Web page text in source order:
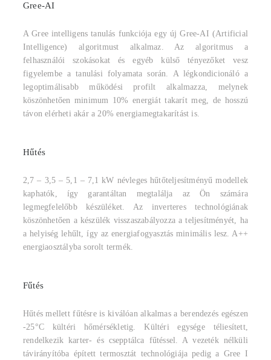
Gree-AI
A Gree intelligens tanulás funkciója egy új Gree-AI (Artificial
Intelligence) algoritmust alkalmaz. Az algoritmus a
felhasználói szokásokat és egyéb külső tényezőket vesz
figyelembe a tanulási folyamata során. A légkondicionáló a
legoptimálisabb működési profilt alkalmazza, melynek
köszönhetően minimum 10% energiát takarít meg, de hosszú
távon elérheti akár a 20% energiamegtakarítást is.
Hűtés
2,7 – 3,5 – 5,1 – 7,1 kW névleges hűtőteljesítményű modellek
kaphatók, így garantáltan megtalálja az Ön számára
legmegfelelőbb készüléket. Az inverteres technológiának
köszönhetően a készülék visszaszabályozza a teljesítményét, ha
a helyiség lehűlt, így az energiafogyasztás minimális lesz. A++
energiaosztályba sorolt termék.
Fűtés
Hűtés mellett fűtésre is kiválóan alkalmas a berendezés egészen
-25°C kültéri hőmérsékletig. Kültéri egysége téliesített,
rendelkezik karter- és csepptálca fűtéssel. A vezeték nélküli
távirányítóba épített termosztát technológiája pedig a Gree I